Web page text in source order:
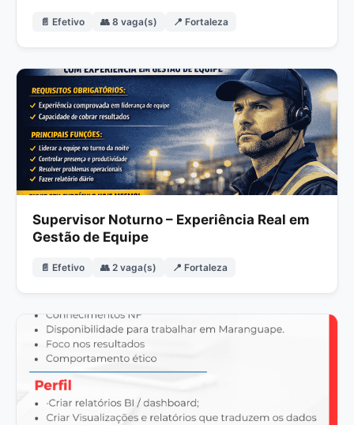
📄 Efetivo 👥 8 vaga(s) 📍 Fortaleza
Supervisor Noturno – Experiência Real em
Gestão de Equipe
📄 Efetivo 👥 2 vaga(s) 📍 Fortaleza